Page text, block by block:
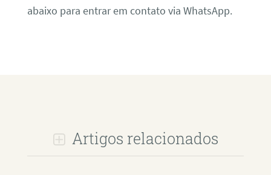
abaixo para entrar em contato via WhatsApp.
Artigos relacionados